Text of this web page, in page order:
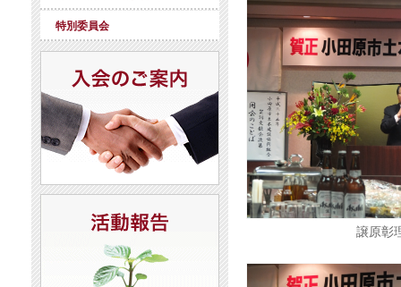
譲原彰
特別委員会